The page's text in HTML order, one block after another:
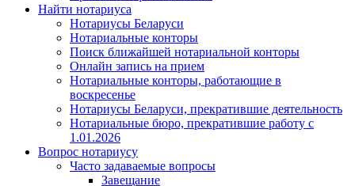
Найти нотариуса
Нотариусы Беларуси
Нотариальные конторы
Поиск ближайшей нотариальной конторы
Онлайн запись на прием
Нотариальные конторы, работающие в
воскресенье
Нотариусы Беларуси, прекратившие деятельность
Нотариальные бюро, прекратившие работу с
1.01.2026
Вопрос нотариусу
Часто задаваемые вопросы
Завещание